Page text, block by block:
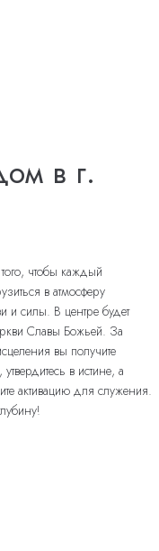
в г.
чтобы каждый
в атмосферу
и силы. В центре будет
Славы Божьей. За
вы получите
в истине, а
активацию для служения.